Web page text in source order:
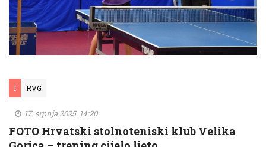
I RVG
17. srpnja 2025. 14:20
FOTO Hrvatski stolnoteniski klub Velika